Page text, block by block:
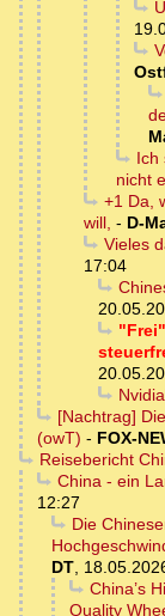
Ich
nicht
+1 Da,
will, - D-
Vieles
17:04
[Nachtrag]
(owT) - FOX-
Reisebericht
China - ein
12:27
Die
DT,
China’s
Quality